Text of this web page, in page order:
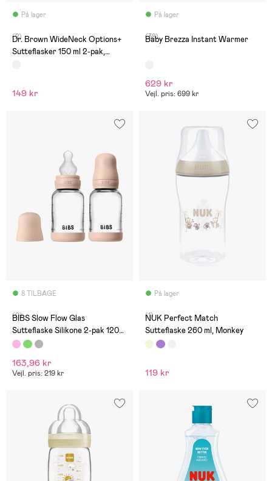
På lager
(2)
Dr. Brown WideNeck Options+
Sutteflasker 150 ml 2-pak,
149 kr
På lager
(38)
Baby Brezza Instant Warmer
629 kr
Vejl. pris: 699 kr
8 TILBAGE
(0)
BIBS Slow Flow Glas
Sutteflaske Silikone 2-pak 120
ml, Blush
163,96 kr
Vejl. pris: 219 kr
På lager
(1)
NUK Perfect Match
Sutteflaske 260 ml, Monkey
119 kr